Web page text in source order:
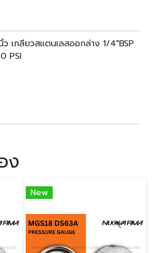
ว เกลียวสแตนเลสออกล่าง 1/4"BSP
PSI
ง
New